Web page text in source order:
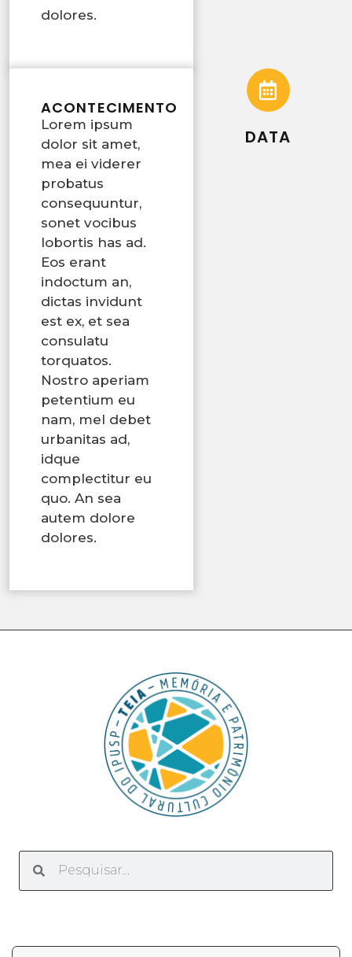
dolores.
ACONTECIMENTO
Lorem ipsum
dolor sit amet,
mea ei viderer
probatus
consequuntur,
sonet vocibus
lobortis has ad.
Eos erant
indoctum an,
dictas invidunt
est ex, et sea
consulatu
torquatos.
Nostro aperiam
petentium eu
nam, mel debet
urbanitas ad,
idque
complectitur eu
quo. An sea
autem dolore
dolores.
DATA